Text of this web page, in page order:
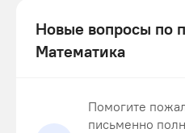
Новые вопросы по
Математика
Помогите
письменно